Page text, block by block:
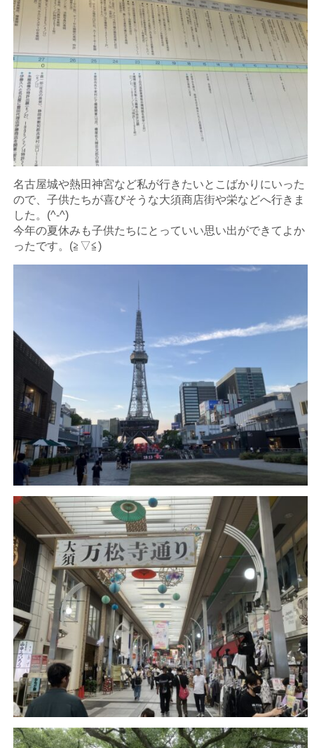
名古屋城や熱田神宮など私が行きたいとこばかりにいった
ので、子供たちが喜びそうな大須商店街や栄などへ行きま
した。(^-^)
今年の夏休みも子供たちにとっていい思い出ができてよか
ったです。(≧▽≦)